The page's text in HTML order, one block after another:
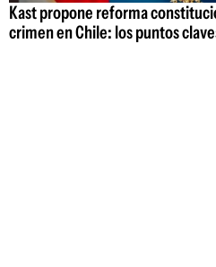
Kast propone reforma
crimen en Chile: los puntos